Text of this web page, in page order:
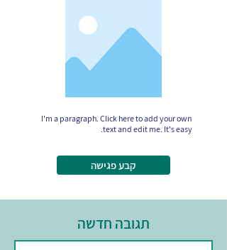
I'm a paragraph. Click here to add your own
text and edit me. It's easy.
קבע פגישה
תגובה חדשה